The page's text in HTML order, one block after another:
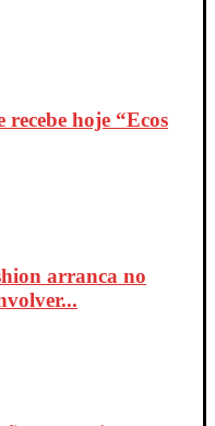
hoje “Ecos
arranca no